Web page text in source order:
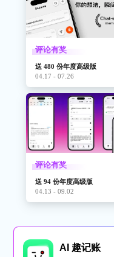
评论有奖
送 480 份年度高级版
04.17 - 07.26
评论有奖
送 94 份年度高级版
04.13 - 09.02
AI 趣记账